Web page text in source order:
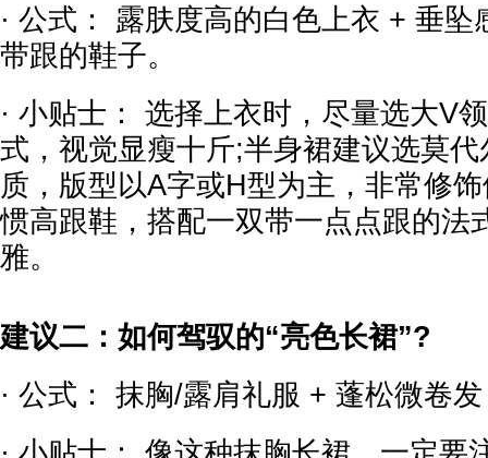
· 公式： 露肤度高的白色上衣 + 垂
带跟的鞋子。
· 小贴士： 选择上衣时，尽量选大V
式，视觉显瘦十斤;半身裙建议选莫
质，版型以A字或H型为主，非常修
惯高跟鞋，搭配一双带一点点跟的法
雅。
建议二：如何驾驭的“亮色长裙”?
· 公式： 抹胸/露肩礼服 + 蓬松微卷